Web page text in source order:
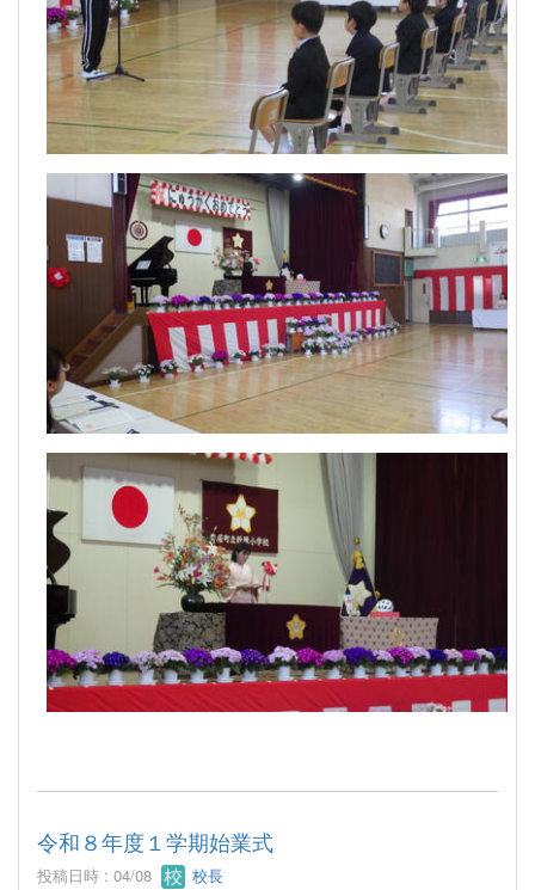
令和８年度１学期始業式
投稿日時 : 04/08 校長